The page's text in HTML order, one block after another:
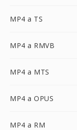
MP4 a TS
MP4 a RMVB
MP4 a MTS
MP4 a OPUS
MP4 a RM